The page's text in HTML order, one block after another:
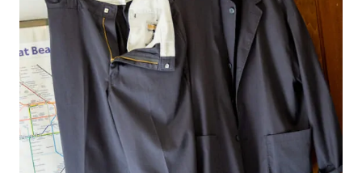
#ととけん #FASHION #MUSIC #MOVIE
#LIFESTYLE #SNEAKER #OUTDOOR
#SPORTS #HANDSOME HANDBOOK